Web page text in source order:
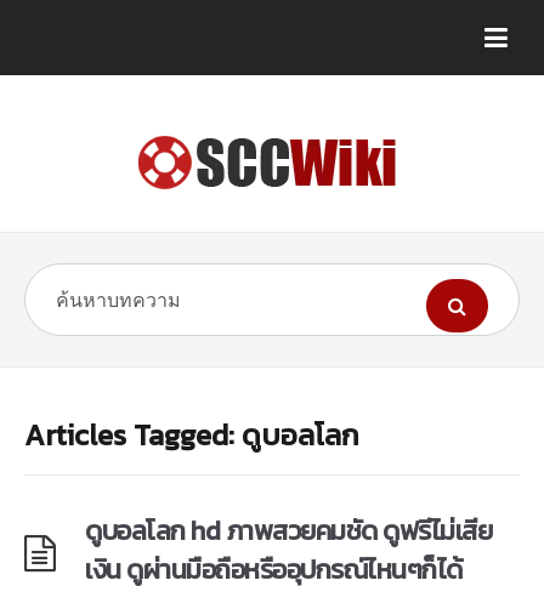
Articles Tagged: ดูบอลโลก
ดูบอลโลก hd ภาพสวยคมชัด ดูฟรีไม่เสีย
เงิน ดูผ่านมือถือหรืออุปกรณ์ไหนๆก็ได้